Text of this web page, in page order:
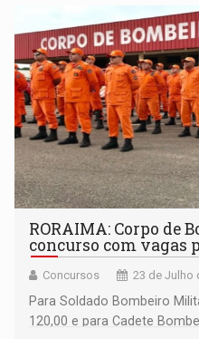
RORAIMA: Corpo de
concurso com vagas
Concursos 23 de Julho
Para Soldado Bombeiro
120,00 e para Cadete